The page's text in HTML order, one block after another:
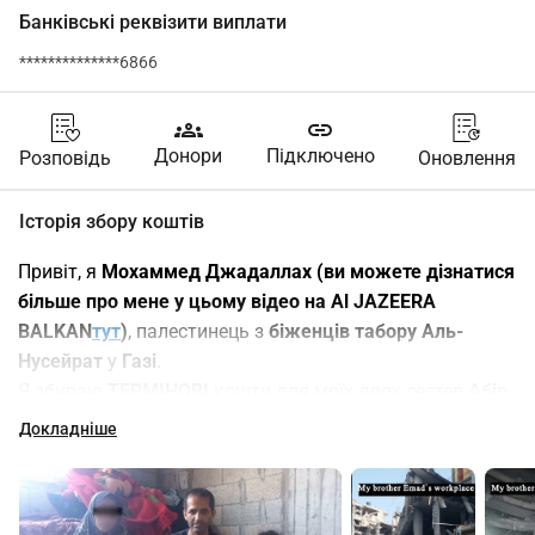
Банківські реквізити виплати
**************6866
Розповідь
groups
Донори
link
Підключено Оновлення
Історія збору коштів
Привіт, я Мохаммед Джадаллах (ви можете дізнатися
більше про мене у цьому відео на Al JAZEERA
BALKANтут), палестинець з біженців табору Аль-
Нусейрат у Газі
(39) та Гади
доньками (Діма 12, Гада 6), та Ахмеда (35), IT-
спеціаліста з трьома маленькими дівчатками (Хала
4,
Докладніше